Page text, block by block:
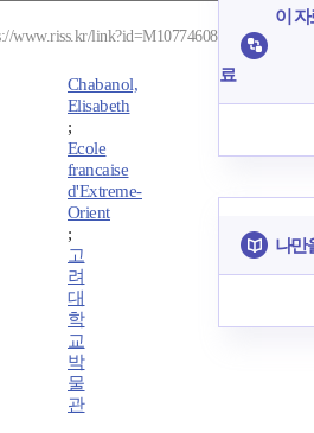
www.riss.kr/link?id=M10774608
Chabanol,
Elisabeth
;
Ecole
francaise
d'Extreme-
Orient
;
고
려
대
학
교
박
물
관
이
료
나만